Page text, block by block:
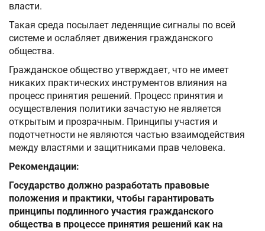
власти.
Такая среда посылает леденящие сигналы по всей
системе и ослабляет движения гражданского
общества.
Гражданское общество утверждает, что не имеет
никаких практических инструментов влияния на
процесс принятия решений. Процесс принятия и
осуществления политики зачастую не является
открытым и прозрачным. Принципы участия и
подотчетности не являются частью взаимодействия
между властями и защитниками прав человека.
Рекомендации:
Государство должно разработать правовые
положения и практики, чтобы гарантировать
принципы подлинного участия гражданского
общества в процессе принятия решений как на